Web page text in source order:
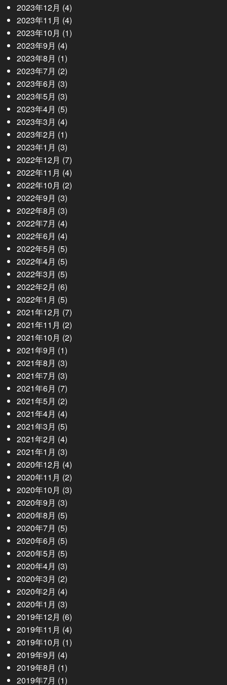
2023年12月 (4)
2023年11月 (4)
2023年10月 (1)
2023年9月 (4)
2023年8月 (1)
2023年7月 (2)
2023年6月 (3)
2023年5月 (3)
2023年4月 (5)
2023年3月 (4)
2023年2月 (1)
2023年1月 (3)
2022年12月 (7)
2022年11月 (4)
2022年10月 (2)
2022年9月 (3)
2022年8月 (3)
2022年7月 (4)
2022年6月 (4)
2022年5月 (5)
2022年4月 (5)
2022年3月 (5)
2022年2月 (6)
2022年1月 (5)
2021年12月 (7)
2021年11月 (2)
2021年10月 (2)
2021年9月 (1)
2021年8月 (3)
2021年7月 (3)
2021年6月 (7)
2021年5月 (2)
2021年4月 (4)
2021年3月 (5)
2021年2月 (4)
2021年1月 (3)
2020年12月 (4)
2020年11月 (2)
2020年10月 (3)
2020年9月 (3)
2020年8月 (5)
2020年7月 (5)
2020年6月 (5)
2020年5月 (5)
2020年4月 (3)
2020年3月 (2)
2020年2月 (4)
2020年1月 (3)
2019年12月 (6)
2019年11月 (4)
2019年10月 (1)
2019年9月 (4)
2019年8月 (1)
2019年7月 (1)